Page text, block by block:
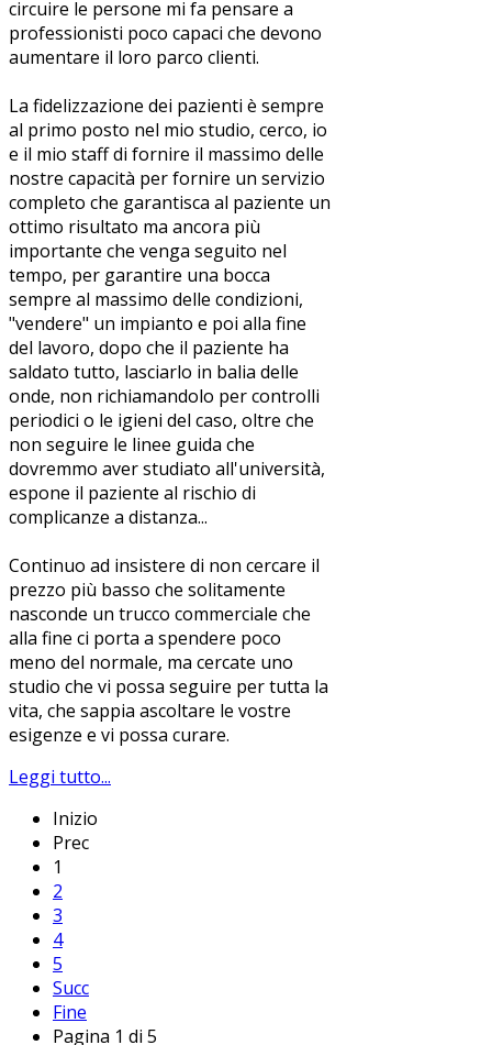
circuire le persone mi fa pensare a
professionisti poco capaci che devono
aumentare il loro parco clienti.
La fidelizzazione dei pazienti è sempre
al primo posto nel mio studio, cerco, io
e il mio staff di fornire il massimo delle
nostre capacità per fornire un servizio
completo che garantisca al paziente un
ottimo risultato ma ancora più
importante che venga seguito nel
tempo, per garantire una bocca
sempre al massimo delle condizioni,
"vendere" un impianto e poi alla fine
del lavoro, dopo che il paziente ha
saldato tutto, lasciarlo in balia delle
onde, non richiamandolo per controlli
periodici o le igieni del caso, oltre che
non seguire le linee guida che
dovremmo aver studiato all'università,
espone il paziente al rischio di
complicanze a distanza...
Continuo ad insistere di non cercare il
prezzo più basso che solitamente
nasconde un trucco commerciale che
alla fine ci porta a spendere poco
meno del normale, ma cercate uno
studio che vi possa seguire per tutta la
vita, che sappia ascoltare le vostre
esigenze e vi possa curare.
Leggi tutto...
Inizio
Prec
1
2
3
4
5
Succ
Fine
Pagina 1 di 5